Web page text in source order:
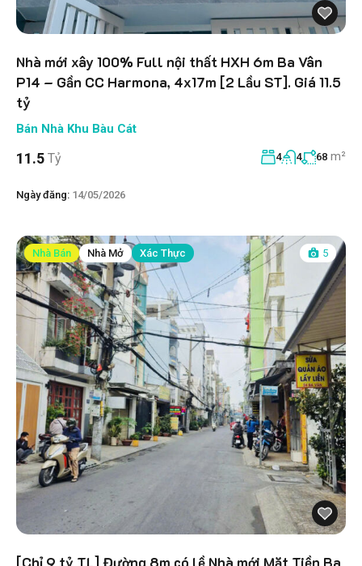
Nhà mới xây 100% Full nội thất HXH 6m Ba Vân
P14 – Gần CC Harmona, 4x17m [2 Lầu ST]. Giá 11.5
tỷ
Bán Nhà Khu Bàu Cát
11.5 Tỷ 4 4 68 m²
Ngày đăng: 14/05/2026
Nhà Bán Nhà Mở Xác Thực 5
[Chỉ 9 tỷ TL] Đường 8m có lề Nhà mới Mặt Tiền Ba